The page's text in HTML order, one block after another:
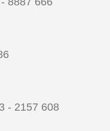
- 2157 608